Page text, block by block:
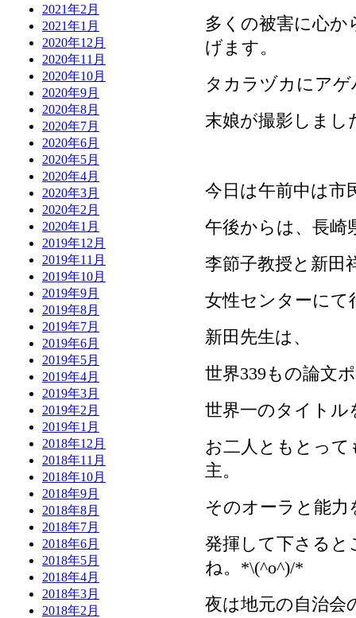
2021年2月
2021年1月
2020年12月
2020年11月
2020年10月
2020年9月
2020年8月
2020年7月
2020年6月
2020年5月
2020年4月
2020年3月
2020年2月
2020年1月
2019年12月
2019年11月
2019年10月
2019年9月
2019年8月
2019年7月
2019年6月
2019年5月
2019年4月
2019年3月
2019年2月
2019年1月
2018年12月
2018年11月
2018年10月
2018年9月
2018年8月
2018年7月
2018年6月
2018年5月
2018年4月
2018年3月
2018年2月
多くの被害に心
げます。
タカラヅカにア
末娘が撮影しま
今日は午前中は市
午後からは、長崎
李節子教授と 新田
女性センターにて
新田先生は、
世界339もの論文
世界一のタイトル
お二人ともとって
主。
そのオーラと能
発揮して下さる
ね。*\(^o^)/*
夜は地元の自治会